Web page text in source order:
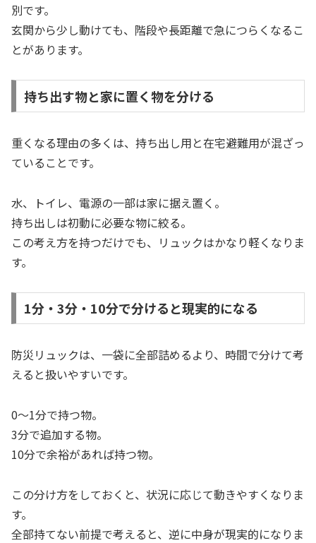
別です。
玄関から少し動けても、階段や長距離で急につらくなるこ
とがあります。
持ち出す物と家に置く物を分ける
重くなる理由の多くは、持ち出し用と在宅避難用が混ざっ
ていることです。
水、トイレ、電源の一部は家に据え置く。
持ち出しは初動に必要な物に絞る。
この考え方を持つだけでも、リュックはかなり軽くなりま
す。
1分・3分・10分で分けると現実的になる
防災リュックは、一袋に全部詰めるより、時間で分けて考
えると扱いやすいです。
0〜1分で持つ物。
3分で追加する物。
10分で余裕があれば持つ物。
この分け方をしておくと、状況に応じて動きやすくなりま
す。
全部持てない前提で考えると、逆に中身が現実的になりま